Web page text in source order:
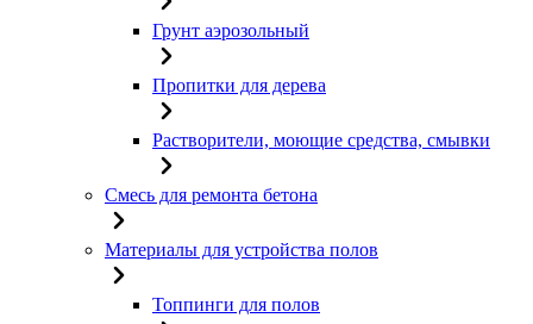
Грунт аэрозольный
Пропитки для дерева
Растворители, моющие средства, смывки
Смесь для ремонта бетона
Материалы для устройства полов
Топпинги для полов